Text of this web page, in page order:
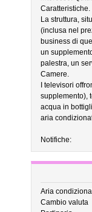
Caratteristiche.
La struttura,
(inclusa nel
business di
un
palestra, un
Camere.
I televisori
supplemento),
acqua in
aria
Notifiche:
Aria
Cambio valuta